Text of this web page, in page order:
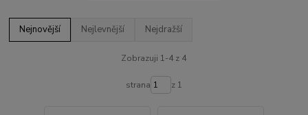
Nejnovější Nejlevnější Nejdražší
Zobrazuji 1-4 z 4
strana z 1